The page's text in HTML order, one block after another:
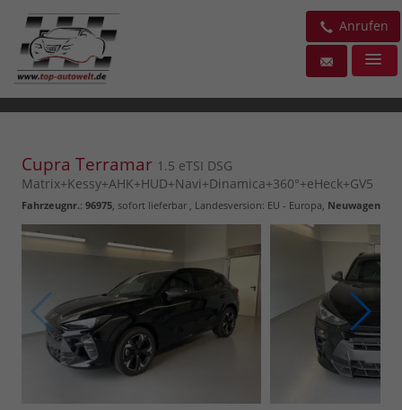
Anrufen
Cupra Terramar 1.5 eTSI DSG
Matrix+Kessy+AHK+HUD+Navi+Dinamica+360°+eHeck+GV5
Fahrzeugnr.: 96975 sofort lieferbar , Landesversion: EU - Europa, Neuwagen